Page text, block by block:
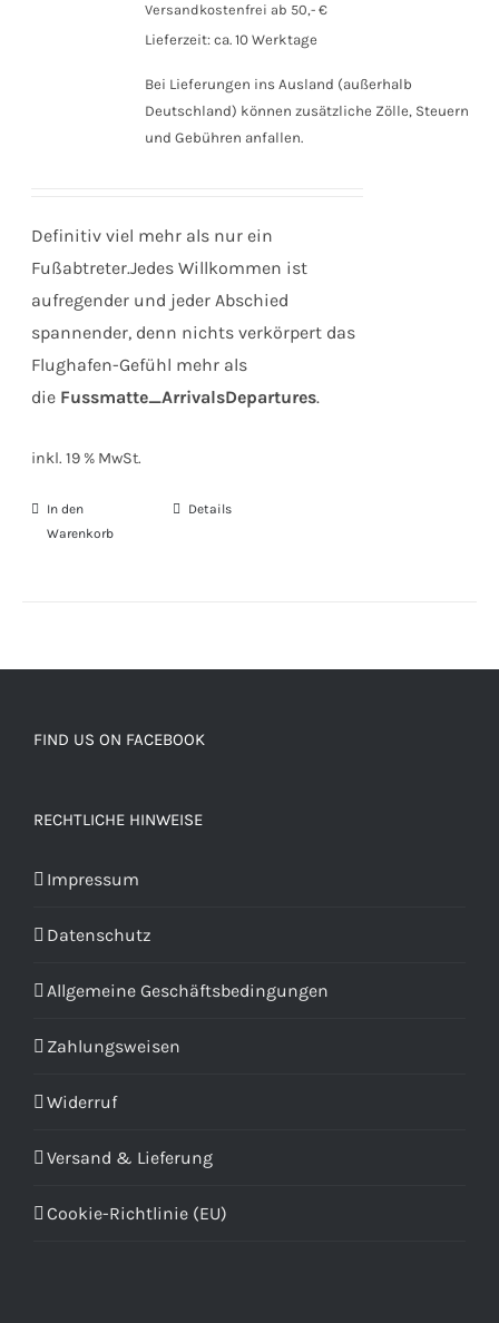
Versandkostenfrei ab 50,- €
Lieferzeit: ca. 10 Werktage
Bei Lieferungen ins Ausland (außerhalb
Deutschland) können zusätzliche Zölle, Steuern
und Gebühren anfallen.
Definitiv viel mehr als nur ein
Fußabtreter.Jedes Willkommen ist
aufregender und jeder Abschied
spannender, denn nichts verkörpert das
Flughafen-Gefühl mehr als
die Fussmatte_ArrivalsDepartures.
inkl. 19 % MwSt.
In den
Warenkorb
Details
FIND US ON FACEBOOK
RECHTLICHE HINWEISE
Impressum
Datenschutz
Allgemeine Geschäftsbedingungen
Zahlungsweisen
Widerruf
Versand & Lieferung
Cookie-Richtlinie (EU)